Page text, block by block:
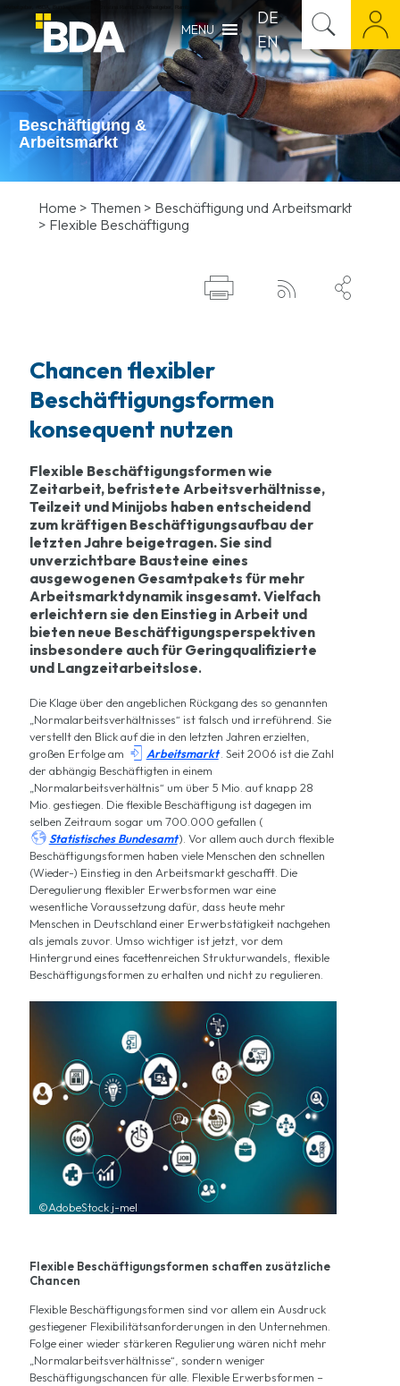
MENU
DE
EN
Beschäftigung &
Arbeitsmarkt
Home > Themen > Beschäftigung und Arbeitsmarkt
> Flexible Beschäftigung
  
Chancen flexibler
Beschäftigungsformen
konsequent nutzen
Flexible Beschäftigungsformen wie
Zeitarbeit, befristete Arbeitsverhältnisse,
Teilzeit und Minijobs haben entscheidend
zum kräftigen Beschäftigungsaufbau der
letzten Jahre beigetragen. Sie sind
unverzichtbare Bausteine eines
ausgewogenen Gesamtpakets für mehr
Arbeitsmarktdynamik insgesamt. Vielfach
erleichtern sie den Einstieg in Arbeit und
bieten neue Beschäftigungsperspektiven
insbesondere auch für Geringqualifizierte
und Langzeitarbeitslose.
Die Klage über den angeblichen Rückgang des so genannten
„Normalarbeitsverhältnisses“ ist falsch und irreführend. Sie
verstellt den Blick auf die in den letzten Jahren erzielten,
großen Erfolge am  Arbeitsmarkt. Seit 2006 ist die Zahl
der abhängig Beschäftigten in einem
„Normalarbeitsverhältnis“ um über 5 Mio. auf knapp 28
Mio. gestiegen. Die flexible Beschäftigung ist dagegen im
selben Zeitraum sogar um 700.000 gefallen (
 Statistisches Bundesamt). Vor allem auch durch flexible
Beschäftigungsformen haben viele Menschen den schnellen
(Wieder-) Einstieg in den Arbeitsmarkt geschafft. Die
Deregulierung flexibler Erwerbsformen war eine
wesentliche Voraussetzung dafür, dass heute mehr
Menschen in Deutschland einer Erwerbstätigkeit nachgehen
als jemals zuvor. Umso wichtiger ist jetzt, vor dem
Hintergrund eines facettenreichen Strukturwandels, flexible
Beschäftigungsformen zu erhalten und nicht zu regulieren.
©AdobeStock j-mel
Flexible Beschäftigungsformen schaffen zusätzliche
Chancen
Flexible Beschäftigungsformen sind vor allem ein Ausdruck
gestiegener Flexibilitätsanforderungen in den Unternehmen.
Folge einer wieder stärkeren Regulierung wären nicht mehr
„Normalarbeitsverhältnisse“, sondern weniger
Beschäftigungschancen für alle. Flexible Erwerbsformen –